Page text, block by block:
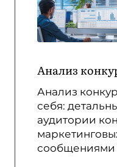
Анализ
Анализ
себя:
аудитории
сообщениями